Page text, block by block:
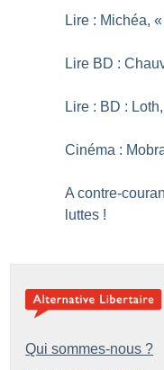
Lire : Michéa, «
Lire BD :
Lire : BD :
Cinéma :
A contre-
luttes !
Qui sommes-nous ?